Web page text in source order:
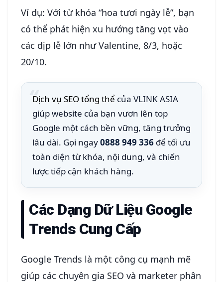
Ví dụ: Với từ khóa “hoa tươi ngày lễ”, bạn
có thể phát hiện xu hướng tăng vọt vào
các dịp lễ lớn như Valentine, 8/3, hoặc
20/10.
Dịch vụ SEO tổng thể của VLINK ASIA
giúp website của bạn vươn lên top
Google một cách bền vững, tăng trưởng
lâu dài. Gọi ngay0888 949 336 để tối ưu
toàn diện từ khóa, nội dung, và chiến
lược tiếp cận khách hàng.
Các Dạng Dữ Liệu Google
Trends Cung Cấp
Google Trends là một công cụ mạnh mẽ
giúp các chuyên gia SEO và marketer phân